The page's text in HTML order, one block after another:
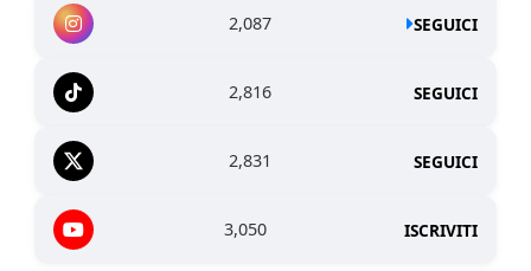
2,087 SEGUICI
2,816 SEGUICI
2,831 SEGUICI
3,050 ISCRIVITI